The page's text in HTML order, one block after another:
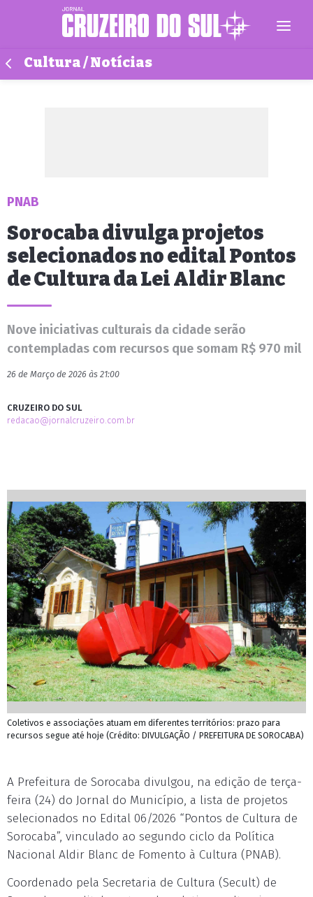
Cultura / Notícias
PNAB
Sorocaba divulga projetos
selecionados no edital Pontos
de Cultura da Lei Aldir Blanc
Nove iniciativas culturais da cidade serão
contempladas com recursos que somam R$ 970 mil
26 de Março de 2026 às 21:00
CRUZEIRO DO SUL
redacao@jornalcruzeiro.com.br
Coletivos e associações atuam em diferentes territórios: prazo para
recursos segue até hoje (Crédito: DIVULGAÇÃO / PREFEITURA DE SOROCABA)
A Prefeitura de Sorocaba divulgou, na edição de terça-
feira (24) do Jornal do Município, a lista de projetos
selecionados no Edital 06/2026 “Pontos de Cultura de
Sorocaba”, vinculado ao segundo ciclo da Política
Nacional Aldir Blanc de Fomento à Cultura (PNAB).
Coordenado pela Secretaria de Cultura (Secult) de